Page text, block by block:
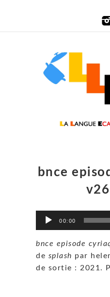
bnce
Lecteur
audio
00:00
bnce episode
de splash par
de sortie : 2021.